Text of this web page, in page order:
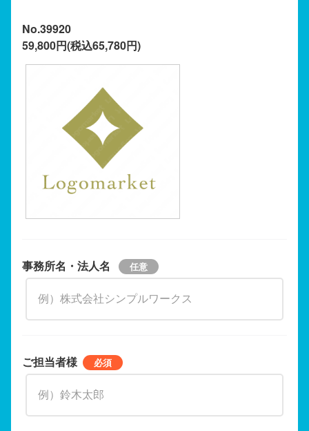
No.39920
59,800円(税込65,780円)
事務所名・法人名
ご担当者様